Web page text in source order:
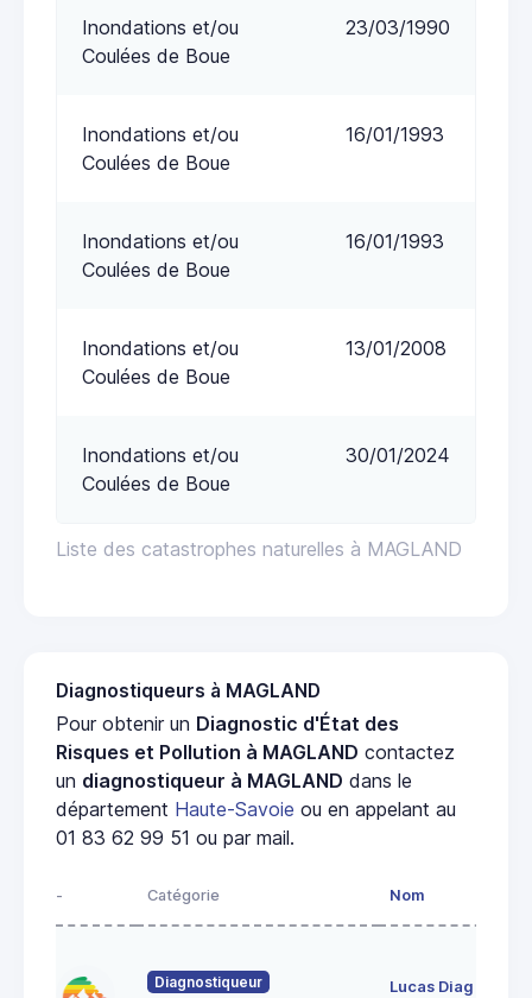
Liste des catastrophes naturelles à MAGLAND
Inondations et/ou
Coulées de Boue
23/03/1990
Inondations et/ou
Coulées de Boue
16/01/1993
Inondations et/ou
Coulées de Boue
16/01/1993
Inondations et/ou
Coulées de Boue
13/01/2008
Inondations et/ou
Coulées de Boue
30/01/2024
Diagnostiqueurs à MAGLAND
Pour obtenir un Diagnostic d'État des
Risques et Pollution à MAGLAND contactez
un diagnostiqueur à MAGLAND dans le
département Haute-Savoie ou en appelant au
01 83 62 99 51 ou par mail.
- Catégorie Nom
Diagnostiqueur
Lucas Diag